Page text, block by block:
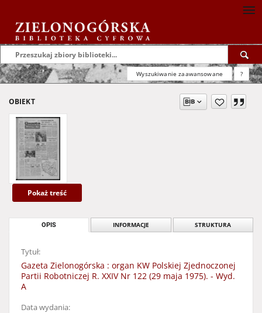
Wyszukiwanie zaawansowane ?
OBIEKT
Pokaż treść
OPIS INFORMACJE STRUKTURA
Tytuł:
Gazeta Zielonogórska : organ KW Polskiej Zjednoczonej
Partii Robotniczej R. XXIV Nr 122 (29 maja 1975). - Wyd.
A
Data wydania: